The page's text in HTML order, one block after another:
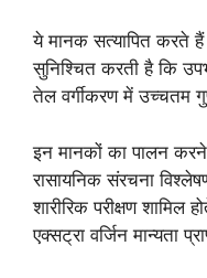
ये मानक सत्यापित करते
सुनिश्चित करती है कि
तेल वर्गीकरण में उच्चतम
इन मानकों का पालन करने
रासायनिक संरचना
शारीरिक परीक्षण शामिल
एक्सट्रा वर्जिन मान्यता